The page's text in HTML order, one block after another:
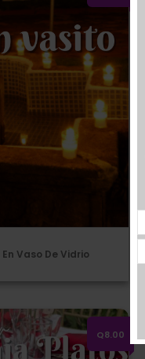
Vaso De Vidrio
estilo arrecife
Q8.00